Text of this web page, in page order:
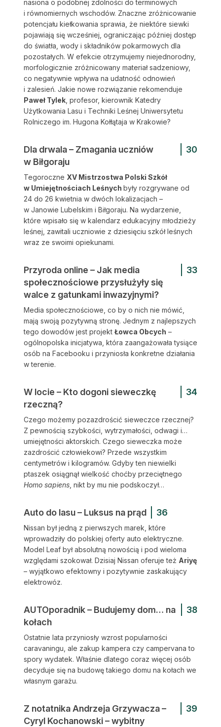
nasiona o podobnej zdolności do terminowych
i równomiernych wschodów. Znaczne zróżnicowanie
potencjału kiełkowania sprawia, że niektóre siewki
pojawiają się wcześniej, ograniczając później dostęp
do światła, wody i składników pokarmowych dla
pozostałych. W efekcie otrzymujemy niejednorodny,
morfologicznie zróżnicowany materiał sadzeniowy,
co negatywnie wpływa na udatność odnowień
i zalesień. Jakie nowe rozwiązanie rekomenduje
Paweł Tylek , profesor, kierownik Katedry
Użytkowania Lasu i Techniki Leśnej Uniwersytetu
Rolniczego im. Hugona Kołłątaja w Krakowie?
Dla drwala – Zmagania uczniów
w Biłgoraju
30
Tegoroczne XV Mistrzostwa Polski Szkół
w Umiejętnościach Leśnych były rozgrywane od
24 do 26 kwietnia w dwóch lokalizacjach –
w Janowie Lubelskim i Biłgoraju. Na wydarzenie,
które wpisało się w kalendarz edukacyjny młodzieży
leśnej, zawitali uczniowie z dziesięciu szkół leśnych
wraz ze swoimi opiekunami.
Przyroda online – Jak media
społecznościowe przysłużyły się
walce z gatunkami inwazyjnymi?
33
Media społecznościowe, co by o nich nie mówić,
mają swoją pozytywną stronę. Jednym z najlepszych
tego dowodów jest projekt Łowca Obcych –
ogólnopolska inicjatywa, która zaangażowała tysiące
osób na Facebooku i przyniosła konkretne działania
w terenie.
W locie – Kto dogoni sieweczkę
rzeczną?
34
Czego możemy pozazdrościć sieweczce rzecznej?
Z pewnością szybkości, wytrzymałości, odwagi i…
umiejętności aktorskich. Czego sieweczka może
zazdrościć człowiekowi? Przede wszystkim
centymetrów i kilogramów. Gdyby ten niewielki
ptaszek osiągnął wielkość choćby przeciętnego
Homo sapiens , nikt by mu nie podskoczył…
Auto do lasu – Luksus na prąd 36
Nissan był jedną z pierwszych marek, które
wprowadziły do polskiej oferty auto elektryczne.
Model Leaf był absolutną nowością i pod wieloma
względami szokował. Dzisiaj Nissan oferuje też Ariyę
– wyjątkowo efektowny i pozytywnie zaskakujący
elektrowóz.
AUTOporadnik – Budujemy dom… na
kołach
38
Ostatnie lata przyniosły wzrost popularności
caravaningu, ale zakup kampera czy campervana to
spory wydatek. Właśnie dlatego coraz więcej osób
decyduje się na budowę takiego domu na kołach we
własnym garażu.
Z notatnika Andrzeja Grzywacza –
Cyryl Kochanowski – wybitny
39